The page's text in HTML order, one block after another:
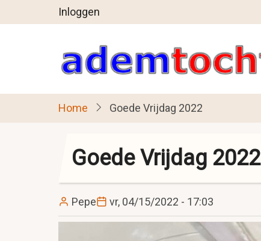
en
gaan
User
account
menu
Inloggen
Home Goede Vrijdag 2022
Goede Vrijdag 2022
Pepe vr, 04/15/2022 - 17:03